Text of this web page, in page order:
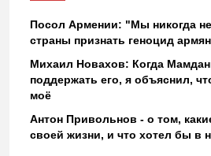
Посол Армении: "Мы никогда
страны признать геноцид
Михаил Новахов: Когда
поддержать его, я объяснил,
моё
Антон Привольнов - о том,
своей жизни, и что хотел бы в